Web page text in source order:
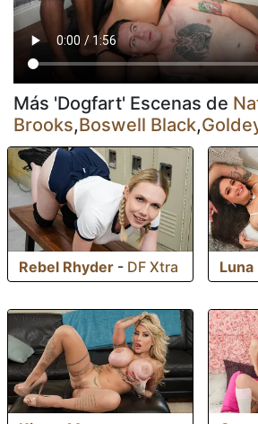
Más 'Dogfart' Escenas de
Brooks,Boswell Black,
Rebel Rhyder - DF Xtra Luna